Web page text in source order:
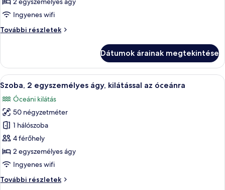
2
egyszemélyes
ágy,
a
medencére,
torony
(Cliff
Tower)
Ingyenes wifi
További részletek
Szoba,
kilátással
medencére,
(Cliff
Tower)
további
részletei
Dátumok árainak megtekintése
A
következő
szoba
összes
képének
megtekintése:
Szoba,
2
egyszemélyes
ágy,
Egy szállodai szoba két ággyal,
7
Szoba, 2 egyszemélyes ágy, kilátással az óceánra
Óceáni kilátás
50 négyzetméter
1 hálószoba
4 férőhely
2 egyszemélyes ágy
Ingyenes wifi
További részletek
Szoba,